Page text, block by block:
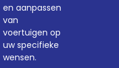
en aanpassen
van
voertuigen op
uw specifieke
wensen.